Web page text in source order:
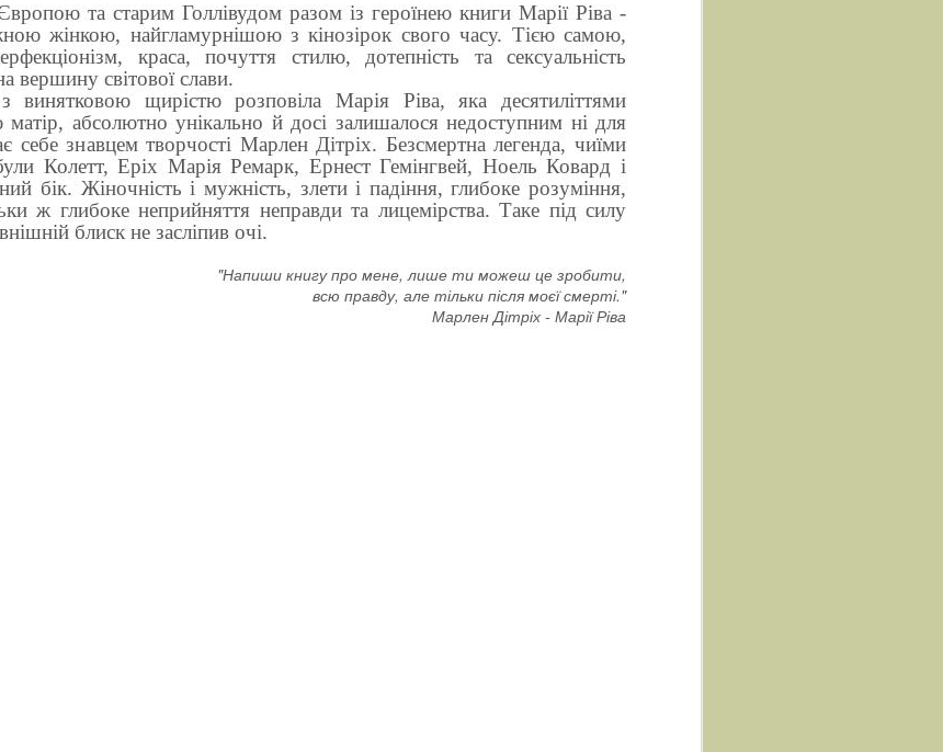
та старим Голлівудом разом із героїнею книги Марії Ріва -
жінкою, найгламурнішою з кінозірок свого часу. Тією самою,
краса, почуття стилю, дотепність та сексуальність
вершину світової слави.
щирістю розповіла Марія Ріва, яка десятиліттями
абсолютно унікально й досі залишалося недоступним ні для
себе знавцем творчості Марлен Дітріх. Безсмертна легенда, чиїми
Колетт, Еріх Марія Ремарк, Ернест Гемінгвей, Ноель Ковард і
бік. Жіночність і мужність, злети і падіння, глибоке розуміння,
ж глибоке неприйняття неправди та лицемірства. Таке під силу
блиск не засліпив очі.
"Напиши книгу про мене, лише ти можеш це зробити,
всю правду, але тільки після моєї смерті."
Марлен Дітріх - Марії Ріва